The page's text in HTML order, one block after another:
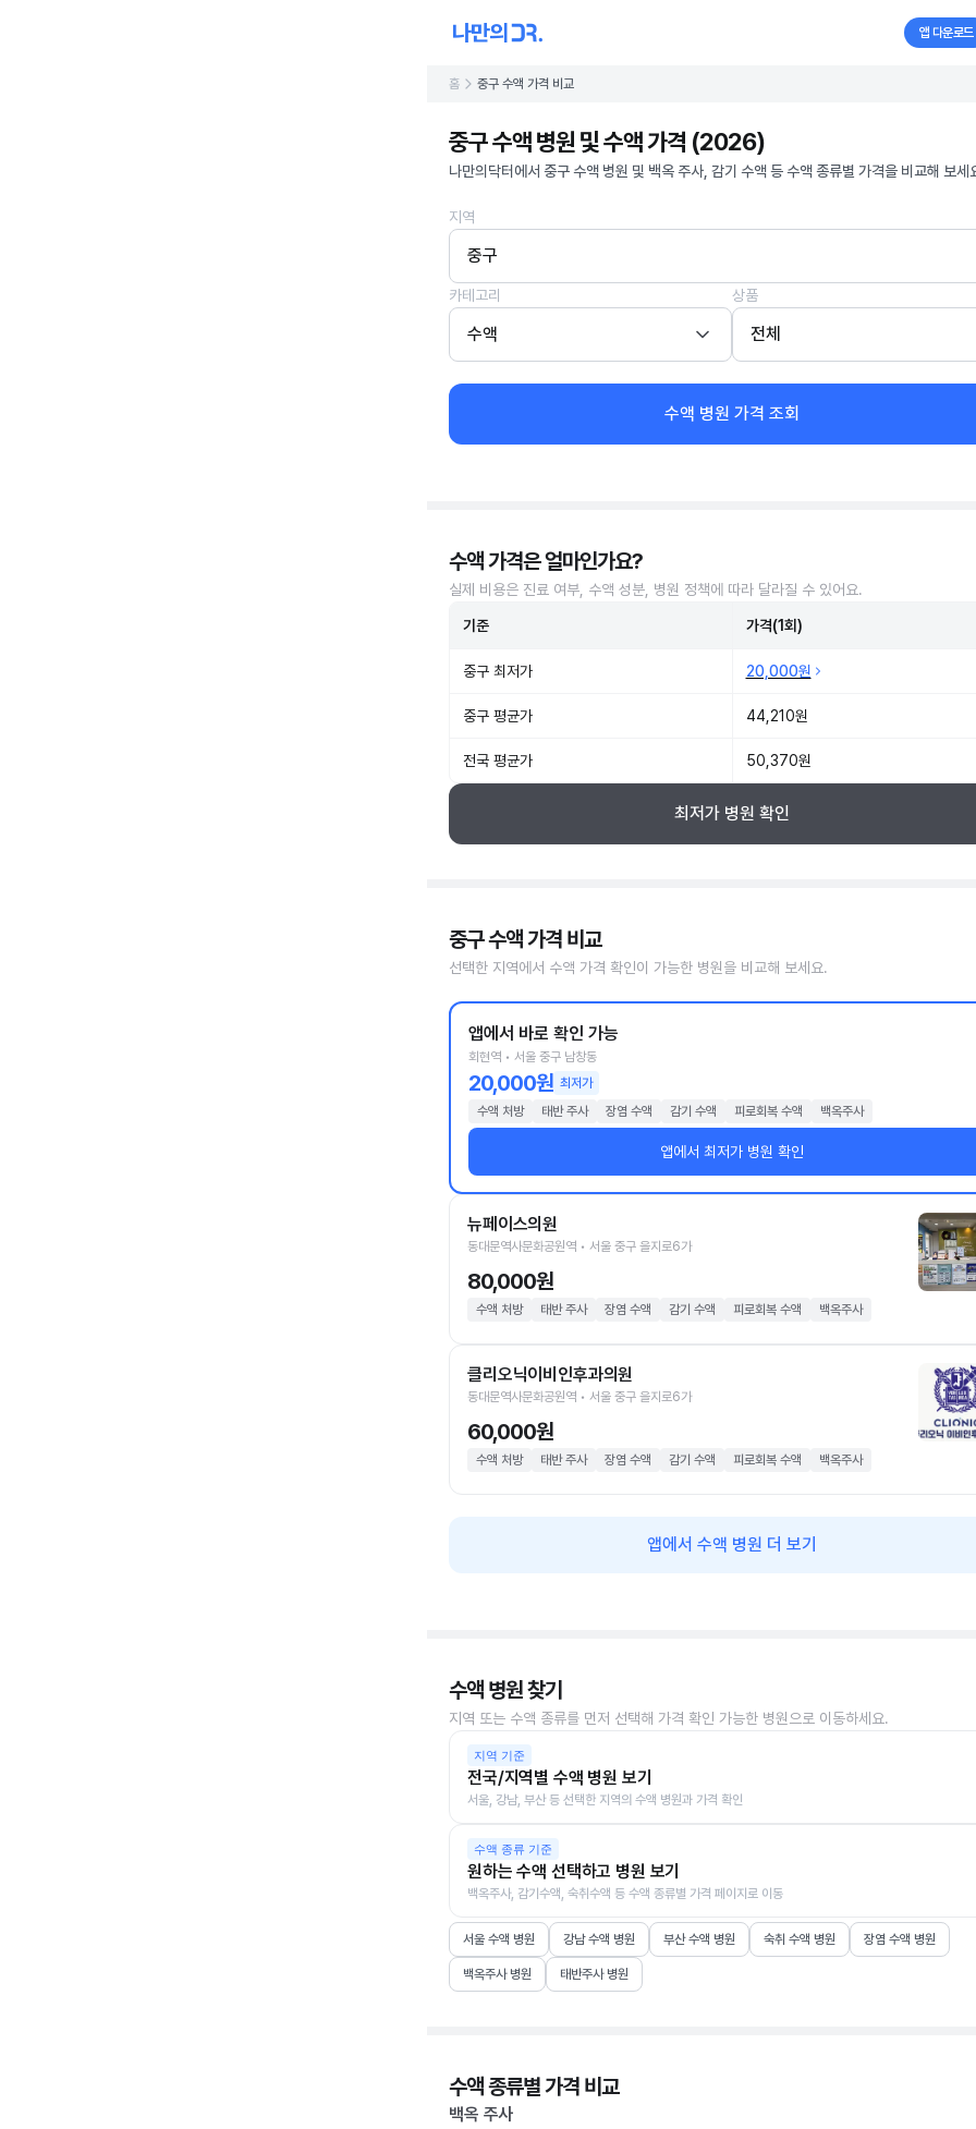
앱 다운로드
홈 중구 수액 가격 비교
중구 수액 병원 및 수액 가격 (2026)
나만의닥터에서 중구 수액 병원 및 백옥 주사, 감기 수액 등 수액 종류별 가격을 비교해 보세
지역
중구
카테고리
수액
상품
전체
수액 병원 가격 조회
수액 가격은 얼마인가요?
실제 비용은 진료 여부, 수액 성분, 병원 정책에 따라 달라질 수 있어요.
기준 가격(1회)
중구 최저가 20,000원
중구 평균가 44,210원
전국 평균가 50,370원
최저가 병원 확인
중구 수액 가격 비교
선택한 지역에서 수액 가격 확인이 가능한 병원을 비교해 보세요.
앱에서 바로 확인 가능
회현역 • 서울 중구 남창동
20,000원 최저가
수액 처방
태반 주사 장염 수액 감기 수액 피로회복 수액 백옥주사
앱에서 최저가 병원 확인
뉴페이스의원
동대문역사문화공원역 • 서울 중구 을지로6가
80,000원
수액 처방 태반 주사 장염 수액 감기 수액 피로회복 수액 백옥주사
클리오닉이비인후과의원
동대문역사문화공원역 • 서울 중구 을지로6가
60,000원
수액 처방 태반 주사 장염 수액 감기 수액 피로회복 수액 백옥주사
앱에서 수액 병원 더 보기
수액 병원 찾기
지역 또는 수액 종류를 먼저 선택해 가격 확인 가능한 병원으로 이동하세요.
지역 기준
전국/지역별 수액 병원 보기
서울, 강남, 부산 등 선택한 지역의 수액 병원과 가격 확인
수액 종류 기준
원하는 수액 선택하고 병원 보기
백옥주사, 감기수액, 숙취수액 등 수액 종류별 가격 페이지로 이동
서울 수액 병원 강남 수액 병원 부산 수액 병원 숙취 수액 병원 장염 수액 병원
백옥주사 병원 태반주사 병원
수액 종류별 가격 비교
백옥 주사